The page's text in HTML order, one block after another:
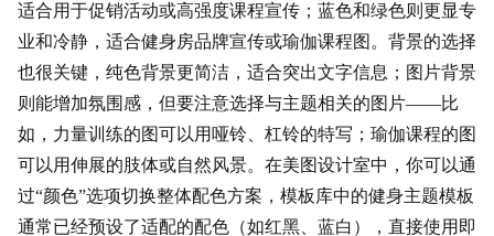
适合用于促销活动或高强度课程宣传；蓝色和绿色则更显专
业和冷静，适合健身房品牌宣传或瑜伽课程 图。背景的选择
也很关键，纯色背景更简洁，适合突出文字信息；图片背景
则能增加氛围感，但要注意选择与主题相关的图片——比
如，力量训练的图可以用哑铃、杠铃的特写；瑜伽课程的图
可以用伸展的肢体或自然风景。在美图设计室中，你可以通
过“颜色”选项切换整体配色方案，模板库中的健身主题模板
通常已经预设了适配的配色（如红黑、蓝白），直接使用即